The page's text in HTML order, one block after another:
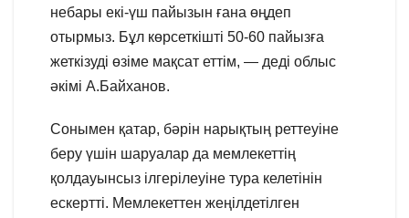
небары екі-үш пайызын ғана өңдеп
отырмыз. Бұл көрсеткішті 50-60 пайызға
жеткізуді өзіме мақсат еттім, — деді облыс
әкімі А.Байханов.
Сонымен қатар, бәрін нарықтың реттеуіне
беру үшін шаруалар да мемлекеттің
қолдауынсыз ілгерілеуіне тура келетінін
ескертті. Мемлекеттен жеңілдетілген